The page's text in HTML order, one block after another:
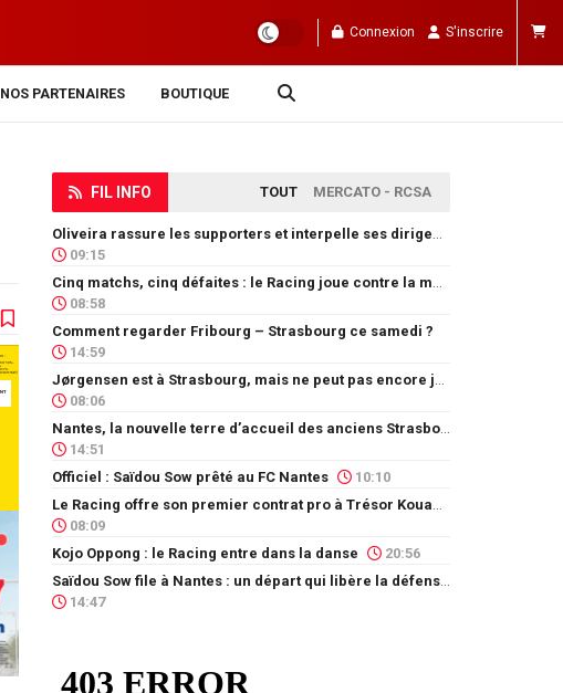
Connexion S'inscrire
NOS PARTENAIRES BOUTIQUE
FIL INFO TOUT MERCATO - RCSA
09:15
08:58
Comment regarder Fribourg – Strasbourg ce samedi ?
14:59
08:06
14:51
Officiel : Saïdou Sow prêté au FC Nantes
10:10
08:09
Kojo Oppong : le Racing entre dans la danse
20:56
14:47